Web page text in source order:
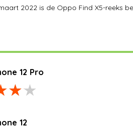
2022 is de Oppo Find X5-reeks
12 Pro
12